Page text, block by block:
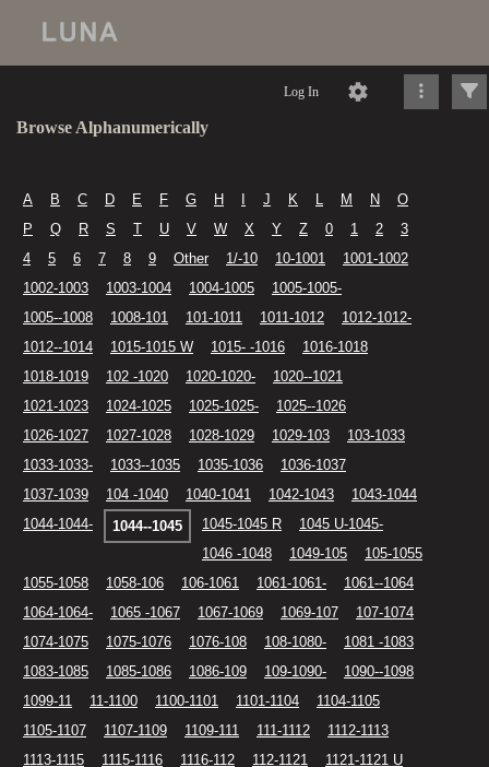
Log In
Browse Alphanumerically
A B C D E F G H J K L M N
O
P
Q R S T U V W X Y Z 0 1 2
3
4
5 6 7 8 9 Other 1/-10 10-1001
1001-1002
1002-1003
1003-1004 1004-1005
1005-1005-
1005--1008
1008-101 101-1011 1011-1012
1012-1012-
1012--1014
1015-1015 W 1015- -1016
1016-1018
1018-1019
102 -1020 1020-1020-
1020--1021
1021-1023
1024-1025 1025-1025-
1025--1026
1026-1027
1027-1028 1028-1029 1029-103
103-1033
1033-1033-
1033--1035 1035-1036
1036-1037
1037-1039
104 -1040 1040-1041 1042-1043
1043-1044
1044-1044-
1044--1045 1045-1045 R
1045 U-1045-
1046 -1048
1049-105
105-1055
1055-1058
1058-106 106-1061 1061-1061-
1061--1064
1064-1064-
1065 -1067 1067-1069 1069-107
107-1074
1074-1075
1075-1076 1076-108 108-1080-
1081 -1083
1083-1085
1085-1086 1086-109 109-1090-
1090--1098
1099-11
11-1100 1100-1101 1101-1104
1104-1105
1105-1107
1107-1109 1109-111 111-1112
1112-1113
1113-1115
1115-1116 1116-112 112-1121
1121-1121 U